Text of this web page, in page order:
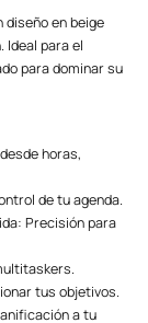
diseño en beige
Ideal para el
para dominar su
horas,
de tu agenda.
Precisión para
tus objetivos.
a tu